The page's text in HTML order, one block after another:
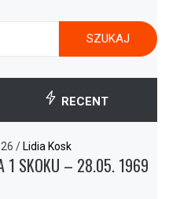
RECENT
/ Lidia Kosk
1 SKOKU – 28.05. 1969